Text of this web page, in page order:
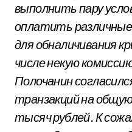
выполнить пару
оплатить
для обналичивания
числе некую
Полочанин
транзакций на
тысяч рублей. К